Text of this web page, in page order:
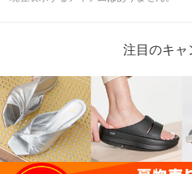
注目のキャ